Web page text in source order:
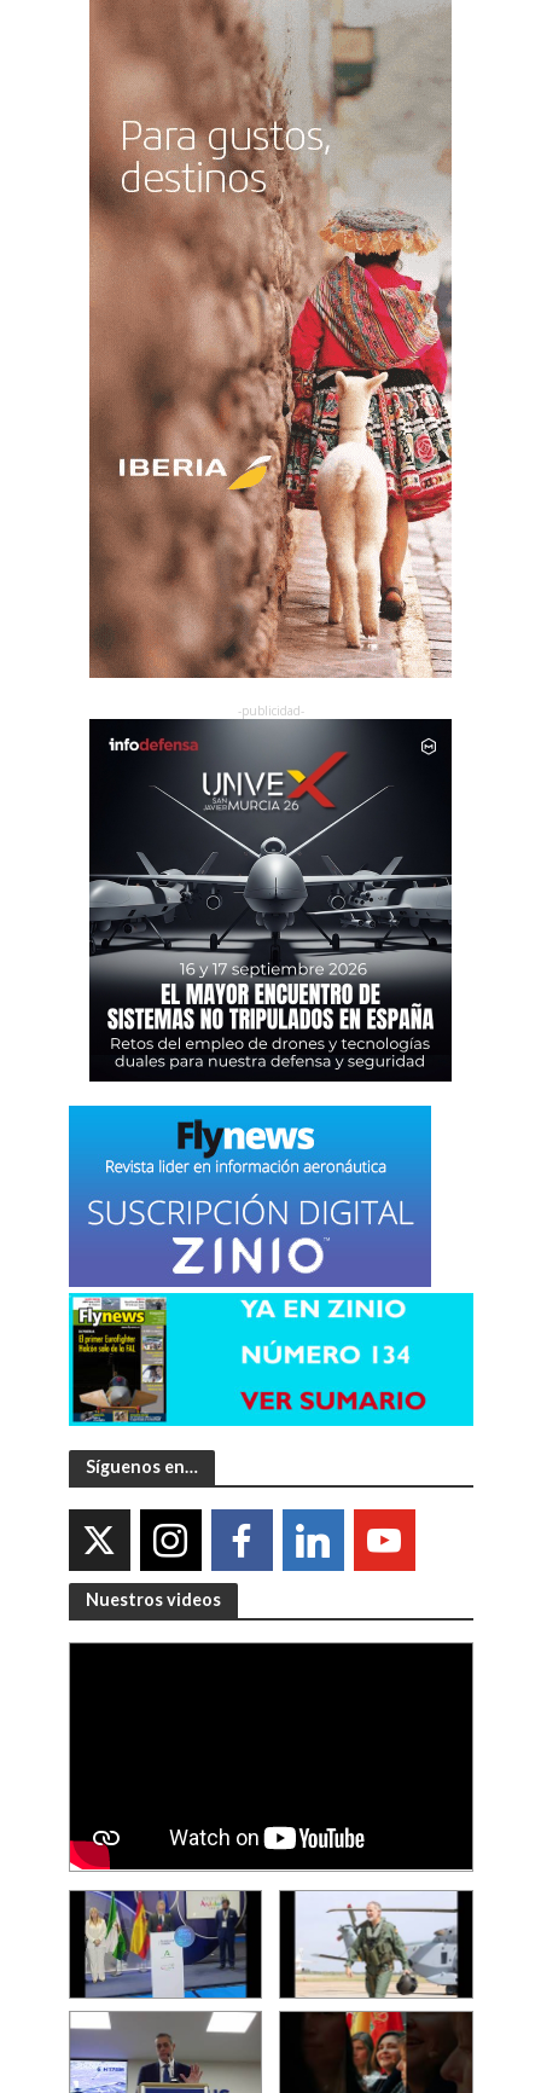
Síguenos en…
Nuestros videos